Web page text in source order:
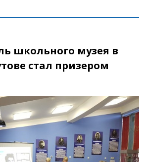
школьного музея в
стал призером